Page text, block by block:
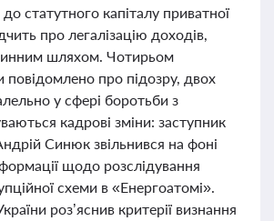
статутного капіталу приватної
про легалізацію доходів,
шляхом. Чотирьом
повідомлено про підозру, двох
у сфері боротьби з
кадрові зміни: заступник
Синюк звільнився на фоні
щодо розслідування
схеми в «Енергоатомі».
роз’яснив критерії визнання